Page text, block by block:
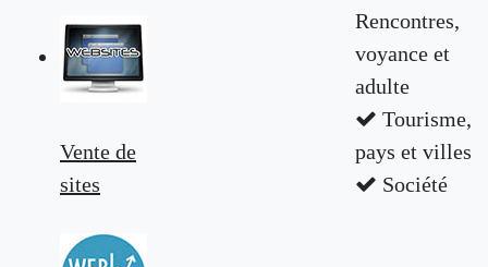
Vente de
sites
Rencontres,
voyance et
adulte
Tourisme,
pays et villes
Société